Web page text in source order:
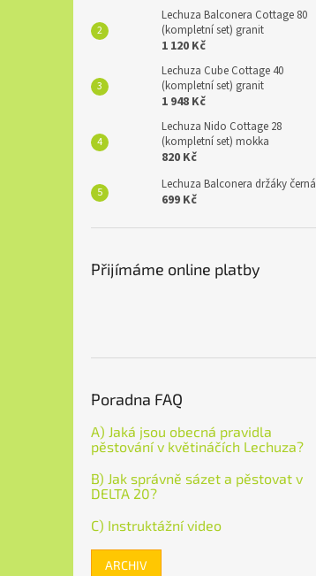
Lechuza Balconera Cottage 80
(kompletní set) granit
1 120 Kč
Lechuza Cube Cottage 40
(kompletní set) granit
1 948 Kč
Lechuza Nido Cottage 28
(kompletní set) mokka
820 Kč
Lechuza Balconera držáky černá
699 Kč
Přijímáme online platby
Poradna FAQ
A) Jaká jsou obecná pravidla
pěstování v květináčích Lechuza?
B) Jak správně sázet a pěstovat v
DELTA 20?
C) Instruktážní video
ARCHIV